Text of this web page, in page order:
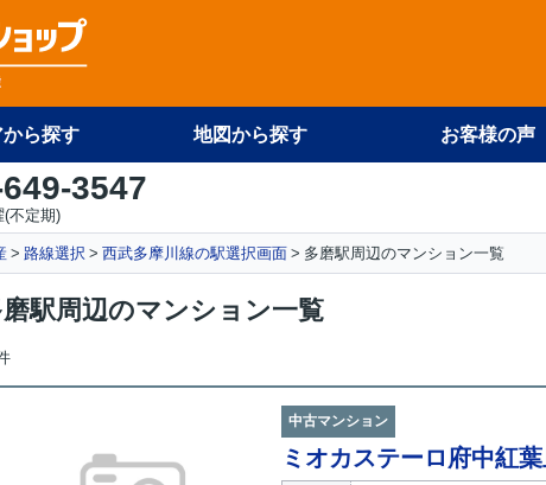
ら探す 地図から探す お客様の声
3547
(不定期)
路線選択 西武多摩川線の駅選択画面 多磨駅周辺のマンション一覧
駅周辺のマンション一覧
中古マンション
ミオカステーロ府中紅